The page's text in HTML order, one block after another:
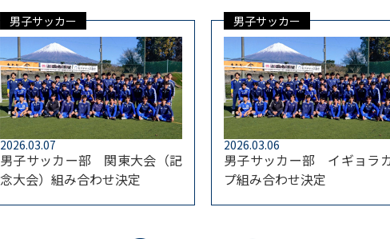
男子サッカー
2026.03.07
男子サッカー部 関東大会（記
念大会）組み合わせ決定
男子サッカー
2026.03.06
男子サッカー部 イギョラ
プ組み合わせ決定